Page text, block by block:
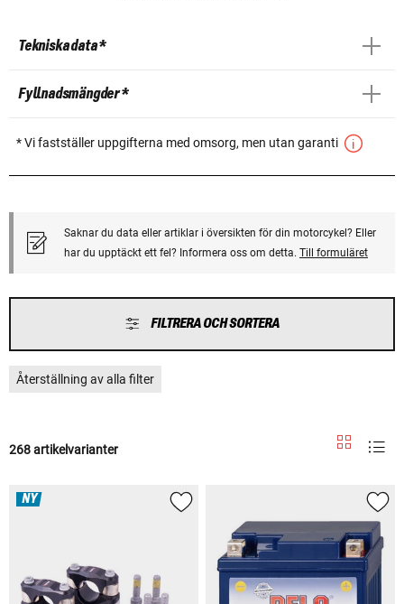
Tekniska data *
Fyllnadsmängder *
* Vi fastställer uppgifterna med omsorg, men utan garanti
Saknar du data eller artiklar i översikten för din motorcykel? Eller
har du upptäckt ett fel? Informera oss om detta. Till formuläret
FILTRERA OCH SORTERA
Återställning av alla filter
268 artikelvarianter
NY